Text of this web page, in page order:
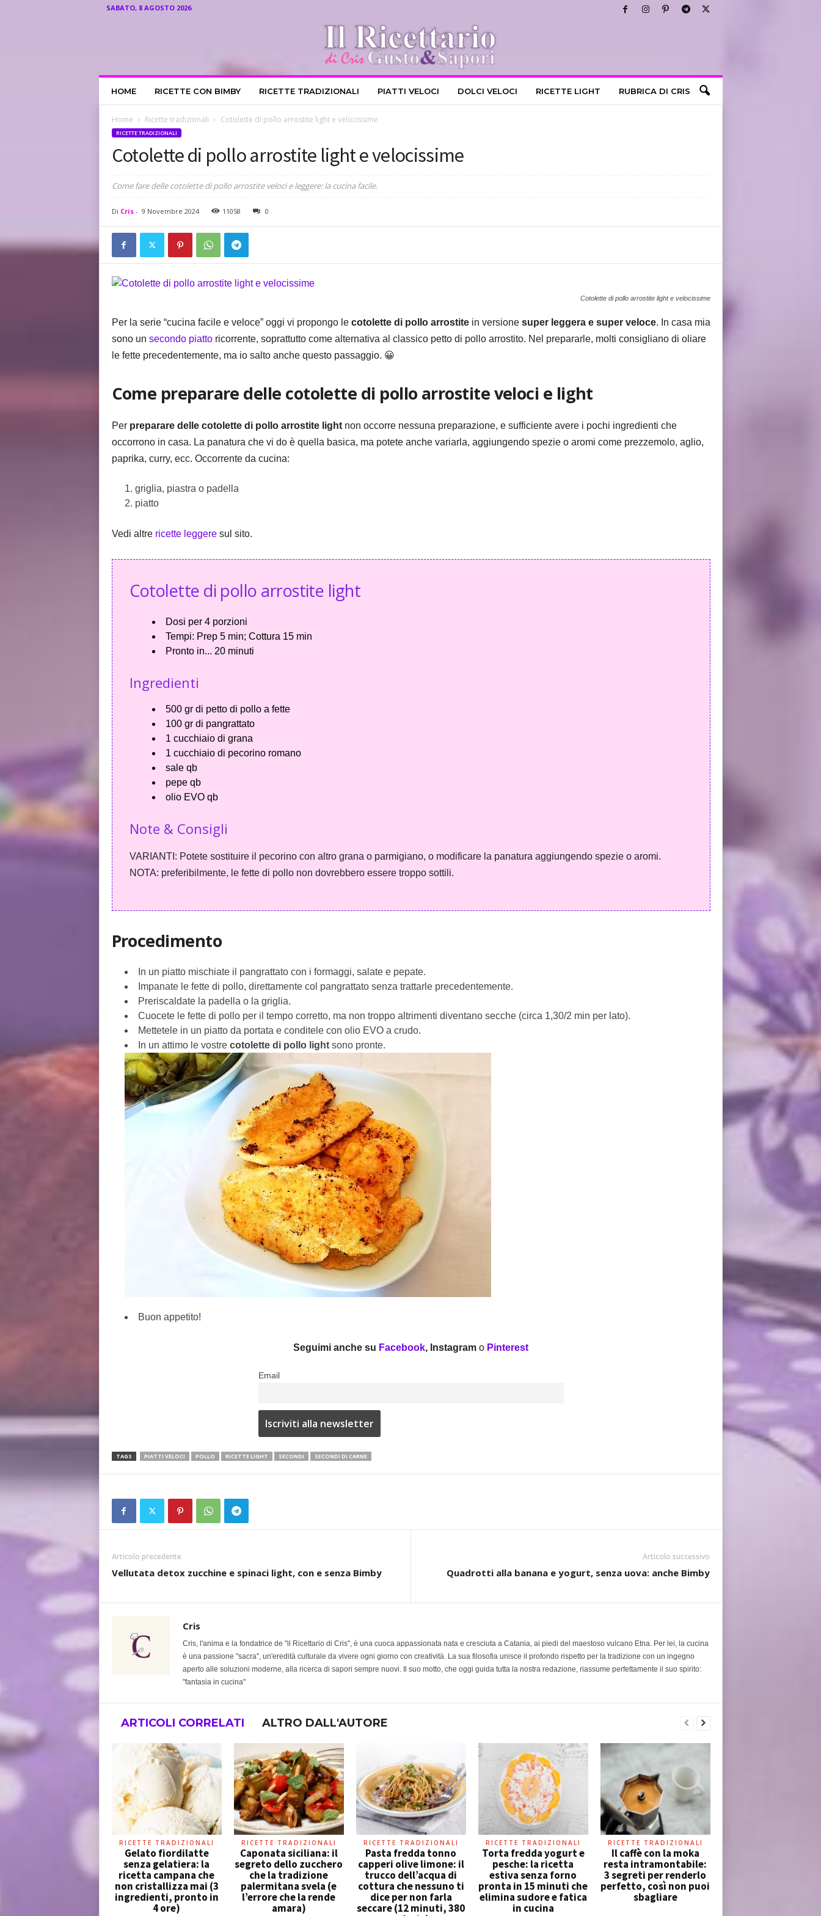
SABATO, 8 AGOSTO 2026
I
R
i
C
HOME RICETTE CON BIMBY RICETTE TRADIZIONALI PIATTI VELOCI DOLCI VELOCI RICETTE LIGHT RUBRICA DI CRIS
Home Ricette tradizionali Cotolette di pollo arrostite light e velocissime
RICETTE TRADIZIONALI
Cotolette di pollo arrostite light e velocissime
Come fare delle cotolette di pollo arrostite veloci e leggere: la cucina facile.
Di Cris- 9 Novembre 2024 11058 0
Cotolette di pollo arrostite light e velocissime
Per la serie “cucina facile e veloce” oggi vi propongo le cotolette di pollo arrostite in versione super leggera e super veloce. In casa mia
sono un secondo piattoricorrente, soprattutto come alternativa al classico petto di pollo arrostito. Nel prepararle, molti consigliano di oliare
le fette precedentemente, ma io salto anche questo passaggio. 😀
Come preparare delle cotolette di pollo arrostite veloci e light
Per preparare delle cotolette di pollo arrostite lightnon occorre nessuna preparazione, e sufficiente avere i pochi ingredienti che
occorrono in casa. La panatura che vi do è quella basica, ma potete anche variarla, aggiungendo spezie o aromi come prezzemolo, aglio,
paprika, curry, ecc. Occorrente da cucina:
griglia, piastra o padella
piatto
Vedi altre ricette leggeresul sito.
Cotolette di pollo arrostite light
Dosi per4 porzioni
Tempi: Prep 5 min; Cottura 15 min
Pronto in... 20 minuti
Ingredienti
500 gr di petto di pollo a fette
100 gr di pangrattato
1 cucchiaio di grana
1 cucchiaio di pecorino romano
sale qb
pepe qb
olio EVO qb
Note & Consigli
VARIANTI: Potete sostituire il pecorino con altro grana o parmigiano, o modificare la panatura aggiungendo spezie o aromi.
NOTA: preferibilmente, le fette di pollo non dovrebbero essere troppo sottili.
Procedimento
In un piatto mischiate il pangrattato con i formaggi, salate e pepate.
Impanate le fette di pollo, direttamente col pangrattato senza trattarle precedentemente.
Preriscaldate la padella o la griglia.
Cuocete le fette di pollo per il tempo corretto, ma non troppo altrimenti diventano secche (circa 1,30/2 min per lato).
Mettetele in un piatto da portata e conditele con olio EVO a crudo.
In un attimo le vostre cotolette di pollo light sono pronte.
Buon appetito!
Seguimi anche su Facebook, Instagram o Pinterest
Email
TAGS PIATTI VELOCI POLLO RICETTE LIGHT SECONDI SECONDI DI CARNE
Articolo precedente
Vellutata detox zucchine e spinaci light, con e senza Bimby
Articolo successivo
Quadrotti alla banana e yogurt, senza uova: anche Bimby
Cris
Cris, l'anima e la fondatrice de "il Ricettario di Cris", è una cuoca appassionata nata e cresciuta a Catania, ai piedi del maestoso vulcano Etna. Per lei, la cucina
è una passione "sacra", un'eredità culturale da vivere ogni giorno con creatività. La sua filosofia unisce il profondo rispetto per la tradizione con un ingegno
aperto alle soluzioni moderne, alla ricerca di sapori sempre nuovi. Il suo motto, che oggi guida tutta la nostra redazione, riassume perfettamente il suo spirito:
"fantasia in cucina"
ARTICOLI CORRELATI ALTRO DALL'AUTORE
RICETTE TRADIZIONALI
Gelato fiordilatte
senza gelatiera: la
ricetta campana che
non cristallizza mai (3
ingredienti, pronto in
4 ore)
RICETTE TRADIZIONALI
Caponata siciliana: il
segreto dello zucchero
che la tradizione
palermitana svela (e
l’errore che la rende
amara)
RICETTE TRADIZIONALI
Pasta fredda tonno
capperi olive limone: il
trucco dell’acqua di
cottura che nessuno ti
dice per non farla
seccare (12 minuti, 380
RICETTE TRADIZIONALI
Torta fredda yogurt e
pesche: la ricetta
estiva senza forno
pronta in 15 minuti che
elimina sudore e fatica
in cucina
RICETTE TRADIZIONALI
Il caffè con la moka
resta intramontabile:
3 segreti per renderlo
perfetto, così non puoi
sbagliare